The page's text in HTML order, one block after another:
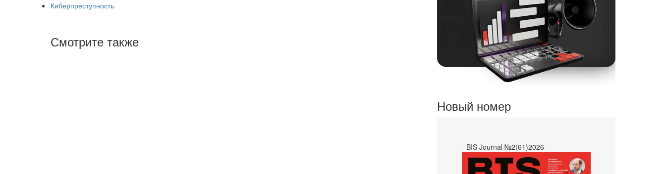
Киберпреступность
Смотрите также
Новый номер
- BIS Journal №2(61)2026 -